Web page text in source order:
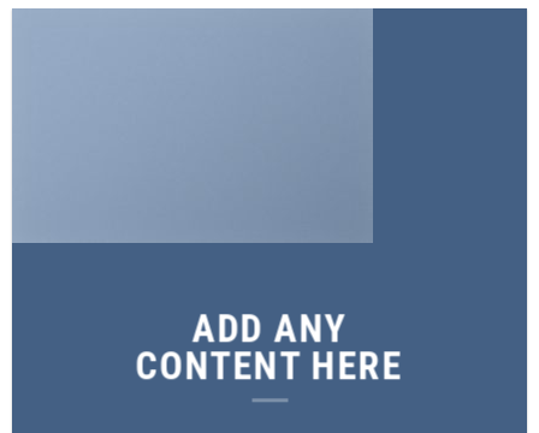
ADD ANY
CONTENT HERE